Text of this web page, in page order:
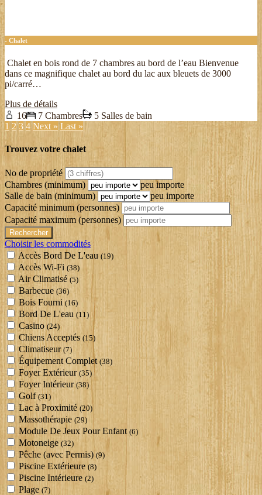
- Chalet
Chalet en bois rond de 7 chambres au bord de l’eau Bienvenue
dans ce magnifique chalet au bord du lac aux bleuets de 3000
pi/carré…
Plus de détails
16
7 Chambres
5 Salles de bain
1 2 3 4 Next » Last »
Trouvez votre chalet
No de propriété
Chambres (minimum)
peu importe
Salle de bain (minimum)
peu importe
Capacité minimum (personnes)
Capacité maximum (personnes)
Choisir les commodités
Accès Bord De L'eau (19)
Accès Wi-Fi (38)
Air Climatisé (5)
Barbecue (36)
Bois Fourni (16)
Bord De L'eau (11)
Casino (24)
Chiens Acceptés (15)
Climatiseur (7)
Équipement Complet (38)
Foyer Extérieur (35)
Foyer Intérieur (38)
Golf (31)
Lac à Proximité (20)
Massothérapie (29)
Module De Jeux Pour Enfant (6)
Motoneige(32)
Pêche (avec Permis)(9)
Piscine Extérieure (8)
Piscine Intérieure (2)
Plage (7)